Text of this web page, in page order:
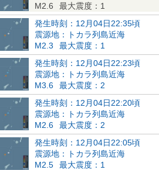
M2.6
最大震度：1
発生時刻：12月04日22:35頃
震源地：トカラ列島近海
M2.3
最大震度：1
発生時刻：12月04日22:23頃
震源地：トカラ列島近海
M3.6
最大震度：2
発生時刻：12月04日22:20頃
震源地：トカラ列島近海
M2.6
最大震度：2
発生時刻：12月04日22:05頃
震源地：トカラ列島近海
M2.5
最大震度：1